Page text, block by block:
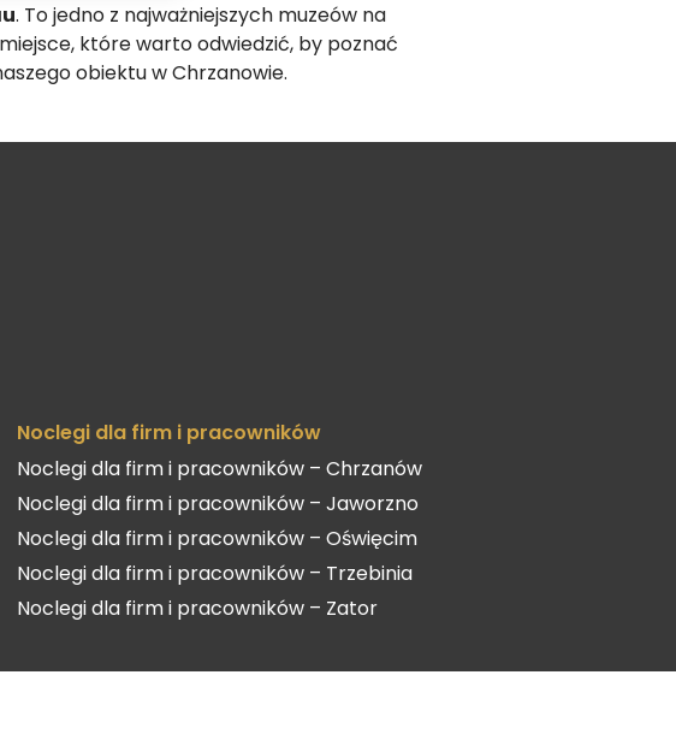
. To jedno z najważniejszych muzeów na
które warto odwiedzić, by poznać
obiektu w Chrzanowie.
Noclegi dla firm i pracowników
Noclegi dla firm i pracowników – Chrzanów
Noclegi dla firm i pracowników – Jaworzno
Noclegi dla firm i pracowników – Oświęcim
Noclegi dla firm i pracowników – Trzebinia
Noclegi dla firm i pracowników – Zator